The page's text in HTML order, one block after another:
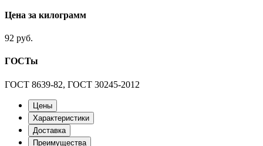
Цена за килограмм
92 руб.
ГОСТы
ГОСТ 8639-82, ГОСТ 30245-2012
Цены
Характеристики
Доставка
Преимущества